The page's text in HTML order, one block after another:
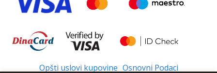
Opšti uslovi kupovine Osnovni Podaci